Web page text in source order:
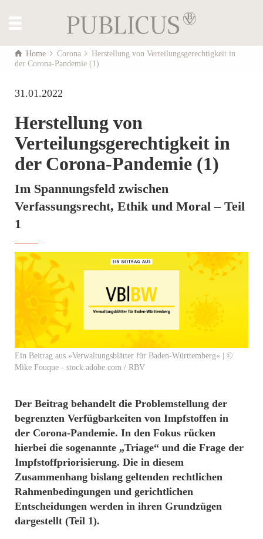
Home Corona
Herstellung von Verteilungsgerechtigkeit in
der Corona-Pandemie (1)
31.01.2022
Herstellung von
Verteilungsgerechtigkeit in
der Corona-Pandemie (1)
Im Spannungsfeld zwischen
Verfassungsrecht, Ethik und Moral – Teil
1
Ein Beitrag aus »Verwaltungsblätter für Baden-Württemberg« | ©
Mike Fouque - stock.adobe.com / RBV
Der Beitrag behandelt die Problemstellung der
begrenzten Verfügbarkeiten von Impfstoffen in
der Corona-Pandemie. In den Fokus rücken
hierbei die sogenannte „Triage“ und die Frage der
Impfstoffpriorisierung. Die in diesem
Zusammenhang bislang geltenden rechtlichen
Rahmenbedingungen und gerichtlichen
Entscheidungen werden in ihren Grundzügen
dargestellt (Teil 1).